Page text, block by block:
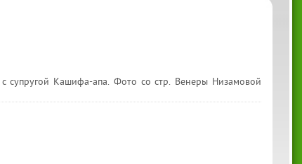
супругой Кашифа-апа. Фото со стр. Венеры Низамовой